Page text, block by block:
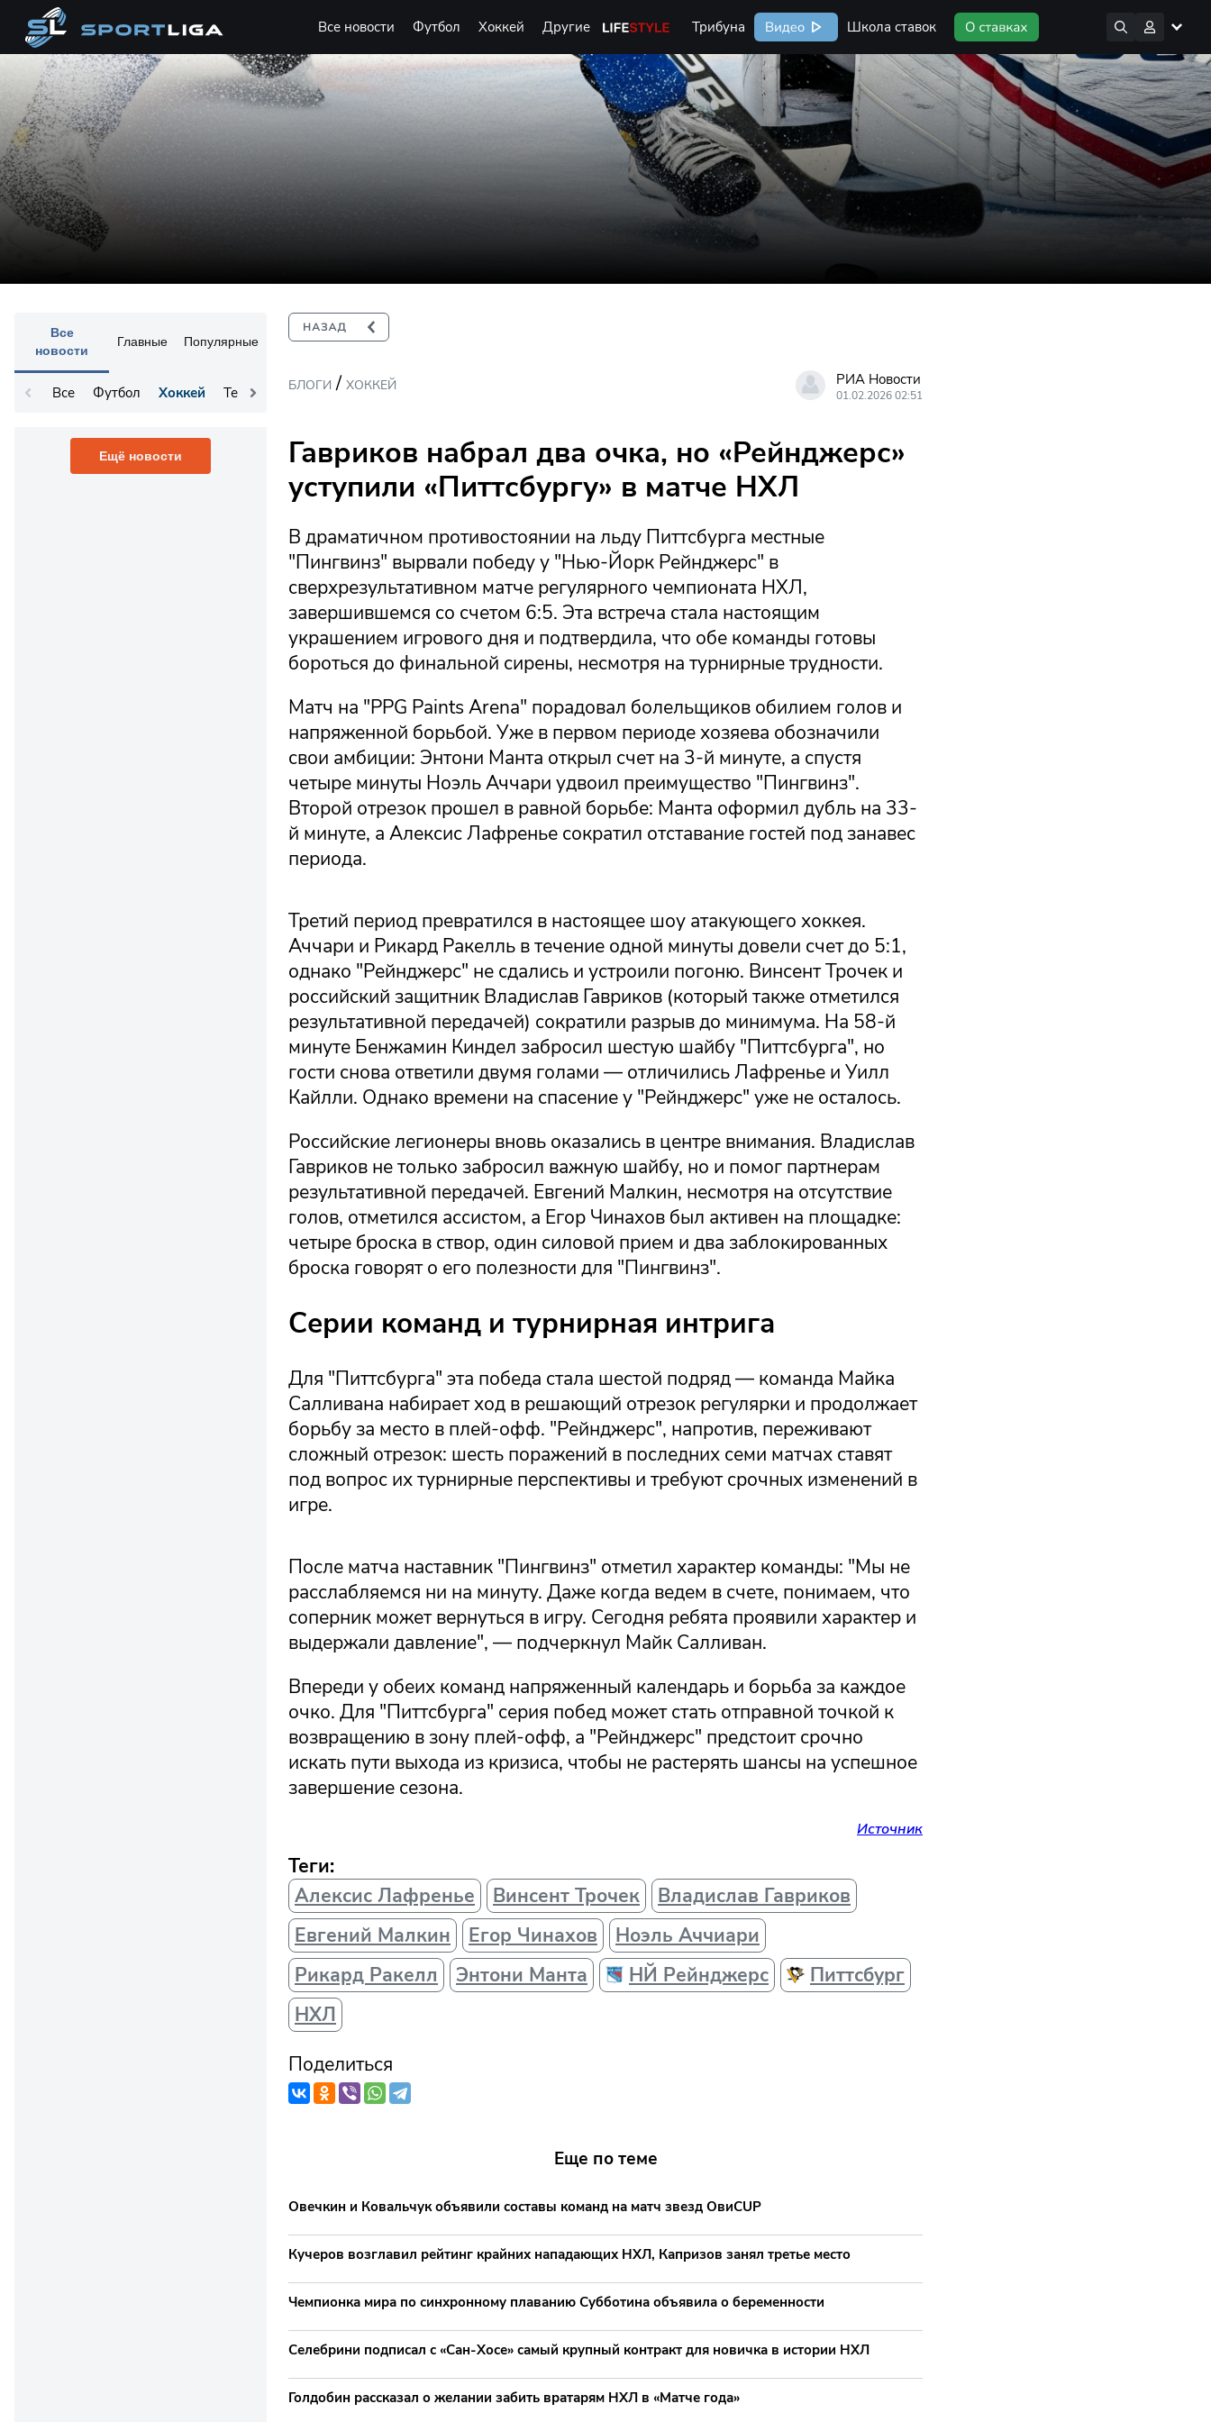
Все новости Футбол Хоккей Другие Life Style Трибуна Видео Школа ставок
Все
новости
Главные Популярные
Все Футбол Хоккей Теннис Остальное
Ещё новости
БЛОГИ / ХОККЕЙ РИА Новости
01.02.2026 02:51
Гавриков набрал два очка, но «Рейнджерс»
уступили «Питтсбургу» в матче НХЛ
В драматичном противостоянии на льду Питтсбурга местные
"Пингвинз" вырвали победу у "Нью-Йорк Рейнджерс" в
сверхрезультативном матче регулярного чемпионата НХЛ,
завершившемся со счетом 6:5. Эта встреча стала настоящим
украшением игрового дня и подтвердила, что обе команды готовы
бороться до финальной сирены, несмотря на турнирные трудности.
Матч на "PPG Paints Arena" порадовал болельщиков обилием голов и
напряженной борьбой. Уже в первом периоде хозяева обозначили
свои амбиции: Энтони Манта открыл счет на 3-й минуте, а спустя
четыре минуты Ноэль Аччари удвоил преимущество "Пингвинз".
Второй отрезок прошел в равной борьбе: Манта оформил дубль на 33-
й минуте, а Алексис Лафренье сократил отставание гостей под занавес
периода.
Третий период превратился в настоящее шоу атакующего хоккея.
Аччари и Рикард Ракелль в течение одной минуты довели счет до 5:1,
однако "Рейнджерс" не сдались и устроили погоню. Винсент Трочек и
российский защитник Владислав Гавриков (который также отметился
результативной передачей) сократили разрыв до минимума. На 58-й
минуте Бенжамин Киндел забросил шестую шайбу "Питтсбурга", но
гости снова ответили двумя голами — отличились Лафренье и Уилл
Кайлли. Однако времени на спасение у "Рейнджерс" уже не осталось.
Российские легионеры вновь оказались в центре внимания. Владислав
Гавриков не только забросил важную шайбу, но и помог партнерам
результативной передачей. Евгений Малкин, несмотря на отсутствие
голов, отметился ассистом, а Егор Чинахов был активен на площадке:
четыре броска в створ, один силовой прием и два заблокированных
броска говорят о его полезности для "Пингвинз".
Серии команд и турнирная интрига
Для "Питтсбурга" эта победа стала шестой подряд — команда Майка
Салливана набирает ход в решающий отрезок регулярки и продолжает
борьбу за место в плей-офф. "Рейнджерс", напротив, переживают
сложный отрезок: шесть поражений в последних семи матчах ставят
под вопрос их турнирные перспективы и требуют срочных изменений в
игре.
После матча наставник "Пингвинз" отметил характер команды: "Мы не
расслабляемся ни на минуту. Даже когда ведем в счете, понимаем, что
соперник может вернуться в игру. Сегодня ребята проявили характер и
выдержали давление", — подчеркнул Майк Салливан.
Впереди у обеих команд напряженный календарь и борьба за каждое
очко. Для "Питтсбурга" серия побед может стать отправной точкой к
возвращению в зону плей-офф, а "Рейнджерс" предстоит срочно
искать пути выхода из кризиса, чтобы не растерять шансы на успешное
завершение сезона.
Источник
Теги:
Алексис Лафренье
Винсент Трочек
Владислав Гавриков
Евгений Малкин
Егор Чинахов
Ноэль Аччиари
Рикард Ракелл
Энтони Манта НЙ Рейнджерс
Питтсбург
НХЛ
Поделиться
Еще по теме
Овечкин и Ковальчук объявили составы команд на матч звезд ОвиCUP
Кучеров возглавил рейтинг крайних нападающих НХЛ, Капризов занял третье место
Чемпионка мира по синхронному плаванию Субботина объявила о беременности
Селебрини подписал с «Сан-Хосе» самый крупный контракт для новичка в истории НХЛ
Голдобин рассказал о желании забить вратарям НХЛ в «Матче года»